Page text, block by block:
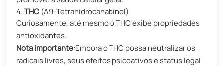
4.THC (Δ9-Tetrahidrocanabinol)​​
Curiosamente, até mesmo o THC exibe propriedades
antioxidantes.
Nota importante:​​Embora o THC possa neutralizar os
radicais livres, seus efeitos psicoativos e status legal